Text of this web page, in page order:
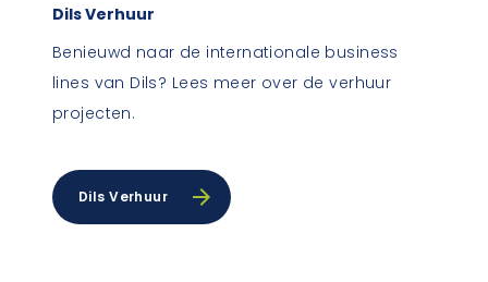
Dils Verhuur
Benieuwd naar de internationale business
lines van Dils? Lees meer over de verhuur
projecten.
Dils Verhuur